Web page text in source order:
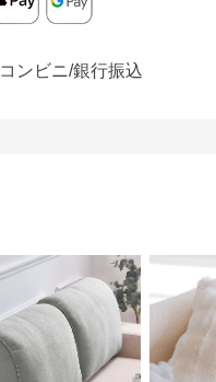
コンビニ/銀行振込